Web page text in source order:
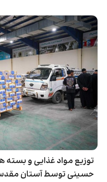
توزیع مواد غذایی و
حسینی توسط آستان